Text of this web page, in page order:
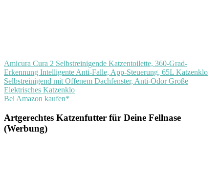
Amicura Cura 2 Selbstreinigende Katzentoilette, 360-Grad-
Erkennung Intelligente Anti-Falle, App-Steuerung, 65L Katzenklo
Selbstreinigend mit Offenem Dachfenster, Anti-Odor Große
Elektrisches Katzenklo
Bei Amazon kaufen*
Artgerechtes Katzenfutter für Deine Fellnase
(Werbung)